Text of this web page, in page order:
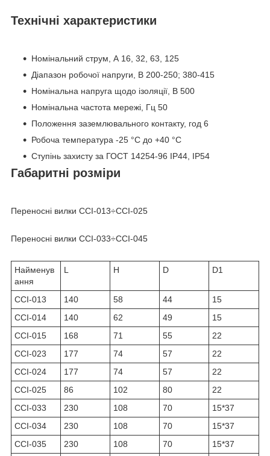
Технічні характеристики
Номінальний струм, А 16, 32, 63, 125
Діапазон робочої напруги, В 200-250; 380-415
Номінальна напруга щодо ізоляції, В 500
Номінальна частота мережі, Гц 50
Положення заземлювального контакту, год 6
Робоча температура -25 °C до +40 °C
Ступінь захисту за ГОСТ 14254-96 IP44, IP54
Габаритні розміри
Переносні вилки ССІ-013÷ССІ-025
Переносні вилки ССІ-033÷ССІ-045
Найменув
ання
L H D D1
ССІ-013 140 58 44
15
ССІ-014
140 62 49
15
ССІ-015
168 71 55
22
ССІ-023
177 74 57
22
ССІ-024
177 74 57
22
ССІ-025
86 102 80
22
ССІ-033
230 108 70
15*37
ССІ-034
230 108 70
15*37
ССІ-035
230 108 70
15*37